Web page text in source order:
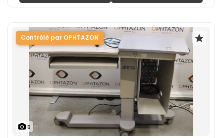
Contrôlé par OPHTAZON
5